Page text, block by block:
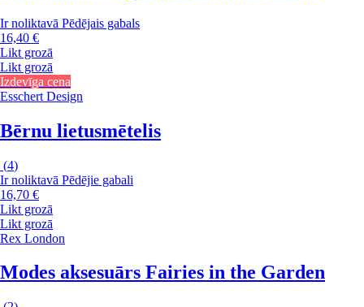
Ir noliktavā Pēdējais gabals
16,40 €
Likt grozā
Likt grozā
Izdevīga cena
Esschert Design
Bērnu lietusmētelis
(4)
Ir noliktavā Pēdējie gabali
16,70 €
Likt grozā
Likt grozā
Rex London
Modes aksesuārs Fairies in the Garden